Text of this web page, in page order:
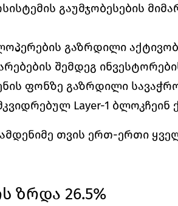
გაუმჯობესების
გაზრდილი
შემდეგ
ფონზე გაზრდილი
Layer-1 ბლოკჩეინ
თვის ერთ-ერთი
ზრდა 26.5%